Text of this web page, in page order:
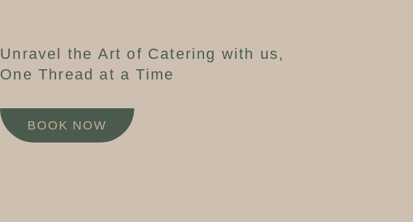
Unravel the Art of Catering with us,
One Thread at a Time
BOOK NOW